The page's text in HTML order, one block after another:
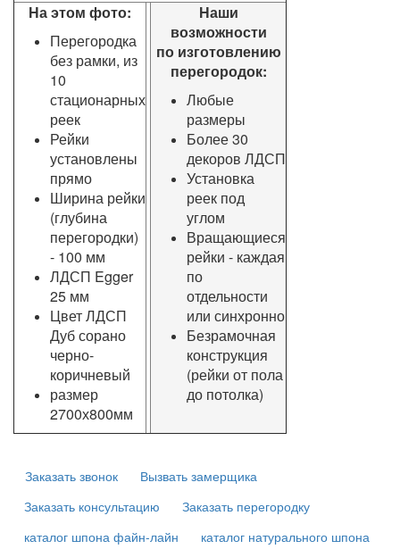
На этом фото:
Перегородка
без рамки, из
10
стационарных
реек
Рейки
установлены
прямо
Ширина рейки
(глубина
перегородки)
- 100 мм
ЛДСП Egger
25 мм
Цвет ЛДСП
Дуб сорано
черно-
коричневый
размер
2700х800мм
Наши
возможности
по изготовлению
перегородок:
Любые
размеры
Более 30
декоров ЛДСП
Установка
реек под
углом
Вращающиеся
рейки - каждая
по
отдельности
или синхронно
Безрамочная
конструкция
(рейки от пола
до потолка)
Заказать звонок
Вызвать замерщика
Заказать консультацию
Заказать перегородку
каталог шпона файн-лайн
каталог натурального шпона